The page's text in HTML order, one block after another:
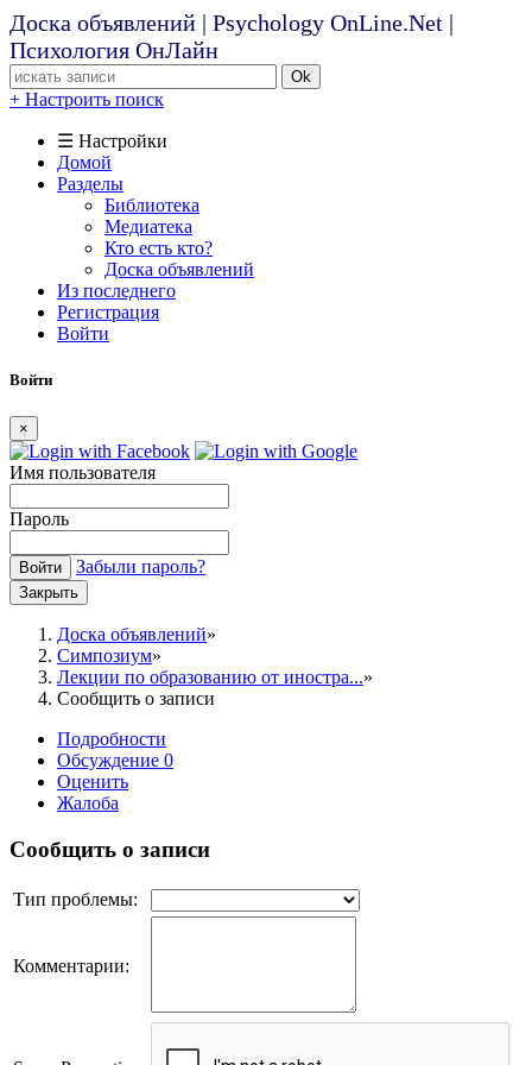
Доска объявлений | Psychology OnLine.Net |
Психология ОнЛайн
Ok
+ Настроить поиск
☰ Настройки
Домой
Разделы
Библиотека
Медиатека
Кто есть кто?
Доска объявлений
Из последнего
Регистрация
Войти
Войти
×
Имя пользователя
Пароль
Войти Забыли пароль?
Закрыть
Доска объявлений
Симпозиум
Лекции по образованию от иностра...
Сообщить о записи
Подробности
Обсуждение 0
Оценить
Жалоба
Сообщить о записи
Тип проблемы:
Комментарии: